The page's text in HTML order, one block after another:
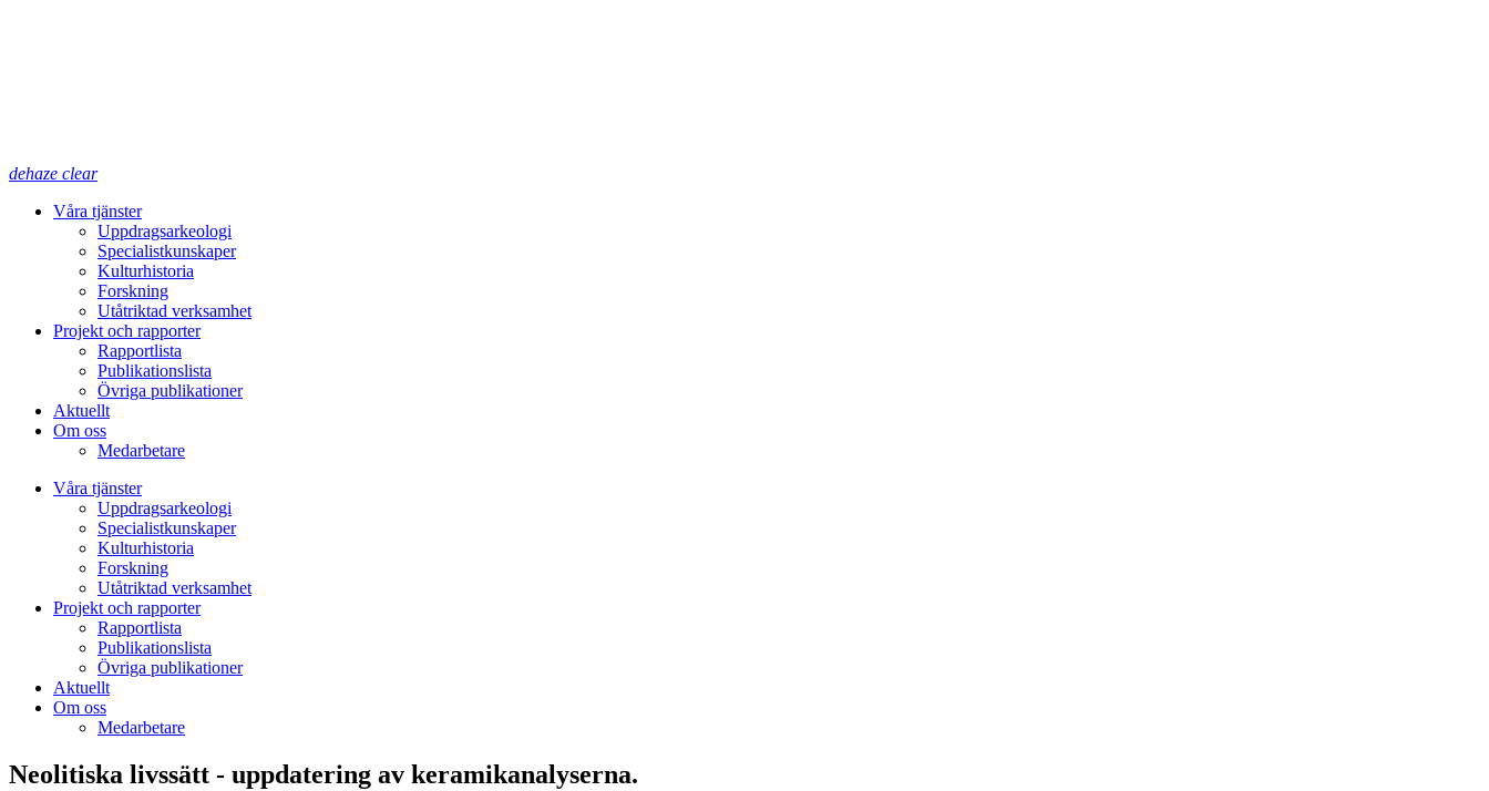
dehaze clear
Våra tjänster
Uppdragsarkeologi
Specialistkunskaper
Kulturhistoria
Forskning
Utåtriktad verksamhet
Projekt och rapporter
Rapportlista
Publikationslista
Övriga publikationer
Aktuellt
Om oss
Medarbetare
Våra tjänster
Uppdragsarkeologi
Specialistkunskaper
Kulturhistoria
Forskning
Utåtriktad verksamhet
Projekt och rapporter
Rapportlista
Publikationslista
Övriga publikationer
Aktuellt
Om oss
Medarbetare
Neolitiska livssätt - uppdatering av keramikanalyserna.